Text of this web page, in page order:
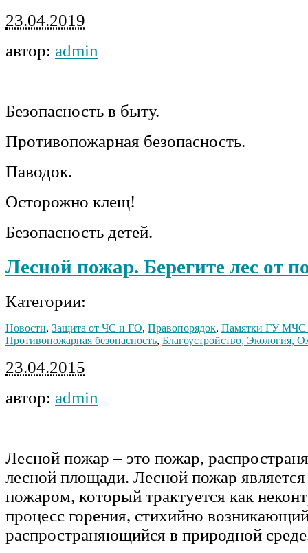
23.04.2019
автор: admin
Безопасность в быту.
Противопожарная безопасность.
Паводок.
Осторожно клещ!
Безопасность детей.
Лесной пожар. Берегите лес от
Категории:
Новости, Защита от ЧС и ГО, Правопорядок, Памятки ГУ МЧС
Противопожарная безопасность, Благоустройство, Экология,
23.04.2015
автор: admin
Лесной пожар – это пожар,
лесной площади. Лесной пожар
пожаром, который трактуется как
процесс горения, стихийно
распространяющийся в природной